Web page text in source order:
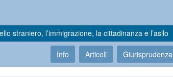
straniero, l’immigrazione, la cittadinanza e l’asilo
Info Articoli Giurisprudenza